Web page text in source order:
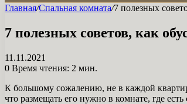
Главная/Спальная комната/7 полезных
7 полезных советов, как
11.11.2021
0 Время чтения: 2 мин.
К большому сожалению, не в каждой
что размещать его нужно в комнате, где есть